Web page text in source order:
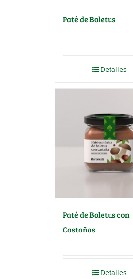
Paté de Boletus
Detalles
Paté de Boletus con
Castañas
Detalles